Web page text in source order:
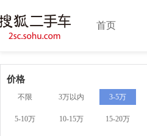
首页
价格
不限 3万以内 3-5万
5-10万 10-15万 15-20万